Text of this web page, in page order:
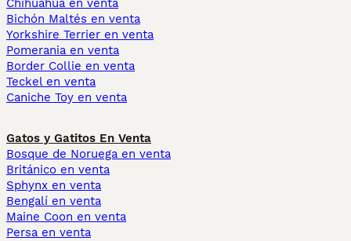
Chihuahua en venta
Bichón Maltés en venta
Yorkshire Terrier en venta
Pomerania en venta
Border Collie en venta
Teckel en venta
Caniche Toy en venta
Gatos y Gatitos En Venta
Bosque de Noruega en venta
Británico en venta
Sphynx en venta
Bengalí en venta
Maine Coon en venta
Persa en venta